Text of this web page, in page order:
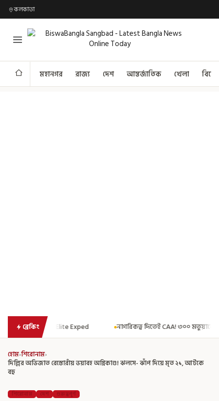
কলকাতা
মহানগর রাজ্য দেশ আন্তর্জাতিক খেলা
ব্রেকিংনাগরিকত্ব দিতেই CAA! ৩০০ মতুয়াকে নাগরিকত্বের সার্টিফিকেট দিয়ে
হোম›শিরোনাম›
দিল্লির অভিজাত রেস্তোরাঁয় ভয়াবহ অগ্নিকাণ্ড! ঝলসে- ঝাঁপ দিয়ে মৃত ২১, আটকে
বহু
শিরোনাম দেশ গুরুত্বপূর্ণ